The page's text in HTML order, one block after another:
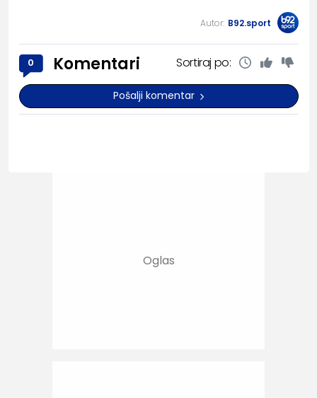
Autor: B92.sport
0 Komentari Sortiraj po:
Pošalji komentar